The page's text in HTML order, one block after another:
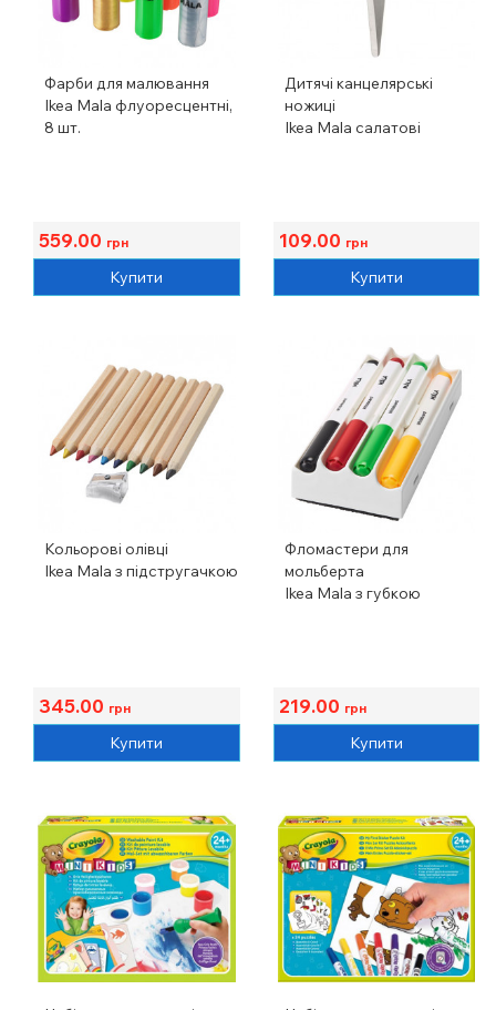
Фарби для малювання
Ikea Mala флуоресцентні,
8 шт.
559.00 грн
Купити
Дитячі канцелярські
ножиці
Ikea Mala салатові
109.00 грн
Купити
Кольорові олівці
Ikea Mala з підстругачкою
345.00 грн
Купити
Фломастери для
мольберта
Ikea Mala з губкою
219.00 грн
Купити